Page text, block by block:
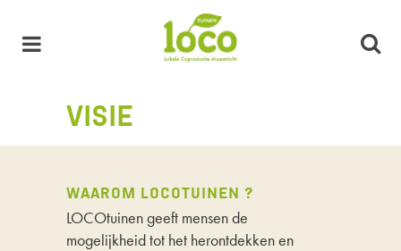
VISIE
WAAROM LOCOTUINEN ?
LOCOtuinen geeft mensen de
mogelijkheid tot het herontdekken en